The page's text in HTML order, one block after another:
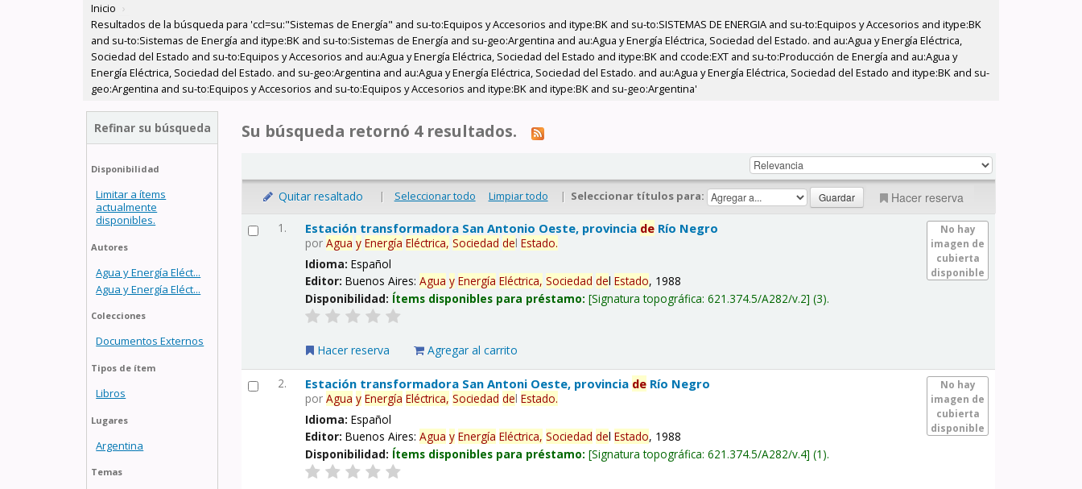
Inicio ›
Resultados de la búsqueda para 'ccl=su:"Sistemas de Energía" and su-to:Equipos y Accesorios and itype:BK and su-to:SISTEMAS DE ENERGIA and su-to:Equipos y Accesorios and itype:BK
and su-to:Sistemas de Energía and itype:BK and su-to:Sistemas de Energía and su-geo:Argentina and au:Agua y Energía Eléctrica, Sociedad del Estado. and au:Agua y Energía Eléctrica,
Sociedad del Estado and su-to:Equipos y Accesorios and au:Agua y Energía Eléctrica, Sociedad del Estado and itype:BK and ccode:EXT and su-to:Producción de Energía and au:Agua y
Energía Eléctrica, Sociedad del Estado. and su-geo:Argentina and au:Agua y Energía Eléctrica, Sociedad del Estado. and au:Agua y Energía Eléctrica, Sociedad del Estado and itype:BK and su-
geo:Argentina and su-to:Equipos y Accesorios and su-to:Equipos y Accesorios and itype:BK and itype:BK and su-geo:Argentina'
Refinar su búsqueda
Disponibilidad
Limitar a ítems
actualmente
disponibles.
Autores
Agua y Energía Eléct...
Agua y Energía Eléct...
Colecciones
Documentos Externos
Tipos de ítem
Libros
Lugares
Argentina
Temas
Su búsqueda retornó 4 resultados.
Quitar resaltado | Seleccionar todo Limpiar todo | Seleccionar títulos para: Hacer reserva
1.
No hay
imagen de
cubierta
disponible
Estación transformadora San Antonio Oeste, provincia de Río Negro
porAgua y Energía Eléctrica, Sociedad delEstado.
Idioma:Español
Editor:Buenos Aires:Agua y Energía Eléctrica, Sociedad delEstado, 1988
Disponibilidad: Ítems disponibles para préstamo: Signatura topográfica:621.374.5/A282/v.2 (3).
Hacer reserva Agregar al carrito
2.
No hay
imagen de
cubierta
disponible
Estación transformadora San Antoni Oeste, provincia de Río Negro
porAgua y Energía Eléctrica, Sociedad delEstado.
Idioma:Español
Editor:Buenos Aires:Agua y Energía Eléctrica, Sociedad delEstado, 1988
Disponibilidad: Ítems disponibles para préstamo: Signatura topográfica:621.374.5/A282/v.4 (1).